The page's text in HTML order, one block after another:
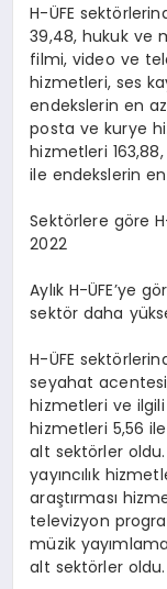
H-ÜFE
39,48, hukuk ve
filmi, video ve
hizmetleri, ses
endekslerin en
posta ve kurye
hizmetleri 163,88,
ile endekslerin
Sektörlere göre
2022
Aylık H-ÜFE’ye
sektör daha
H-ÜFE
seyahat
hizmetleri ve ilgili
hizmetleri 5,56
alt sektörler oldu.
yayıncılık
araştırması
televizyon
müzik
alt sektörler oldu.